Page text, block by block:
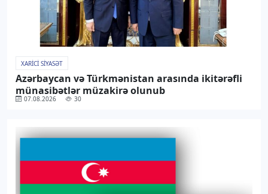
XARICI SIYASƏT
Azərbaycan və Türkmənistan arasında ikitərəfli
münasibətlər müzakirə olunub
07.08.2026 30